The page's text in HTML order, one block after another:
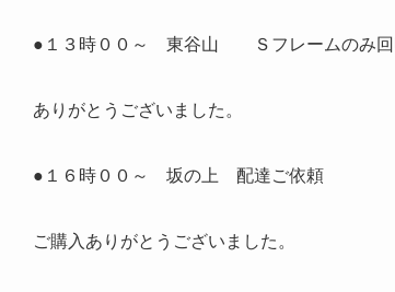
●１３時００～ 東谷山 Ｓフレームのみ回
ありがとうございました。
●１６時００～ 坂の上 配達ご依頼
ご購入ありがとうございました。